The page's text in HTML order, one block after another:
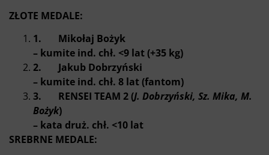
ZŁOTE MEDALE:
1. Mikołaj Bożyk
– kumite ind. chł. <9 lat (+35 kg)
2. Jakub Dobrzyński
– kumite ind. chł. 8 lat (fantom)
3. RENSEI TEAM 2 (J. Dobrzyński, Sz. Mika, M.
Bożyk)
– kata druż. chł. <10 lat
SREBRNE MEDALE: